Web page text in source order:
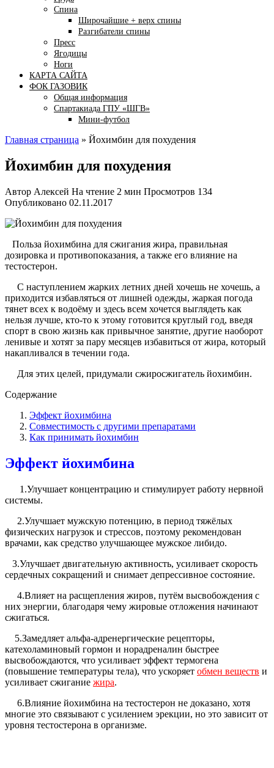
Спина
Широчайшие + верх спины
Разгибатели спины
Пресс
Ягодицы
Ноги
КАРТА САЙТА
ФОК ГАЗОВИК
Общая информация
Спартакиада ГПУ «ШГВ»
Мини-футбол
Главная страница » Йохимбин для похудения
Йохимбин для похудения
Автор Алексей На чтение 2 мин Просмотров 134
Опубликовано 02.11.2017
Польза йохимбина для сжигания жира, правильная
дозировка и противопоказания, а также его влияние на
тестостерон.
С наступлением жарких летних дней хочешь не хочешь, а
приходится избавляться от лишней одежды, жаркая погода
тянет всех к водоёму и здесь всем хочется выглядеть как
нельзя лучше, кто-то к этому готовится круглый год, введя
спорт в свою жизнь как привычное занятие, другие наоборот
ленивые и хотят за пару месяцев избавиться от жира, который
накапливался в течении года.
Для этих целей, придумали сжиросжигатель йохимбин.
Содержание
Эффект йохимбина
Совместимость с другими препаратами
Как принимать йохимбин
Эффект йохимбина
1.Улучшает концентрацию и стимулирует работу нервной
системы.
2.Улучшает мужскую потенцию, в период тяжёлых
физических нагрузок и стрессов, поэтому рекомендован
врачами, как средство улучшающее мужское либидо.
3.Улучшает двигательную активность, усиливает скорость
сердечных сокращений и снимает депрессивное состояние.
4.Влияет на расщепления жиров, путём высвобождения с
них энергии, благодаря чему жировые отложения начинают
сжигаться.
5.Замедляет альфа-адренергические рецепторы,
катехоламиновый гормон и норадреналин быстрее
высвобождаются, что усиливает эффект термогена
(повышение температуры тела), что ускоряет обмен веществ и
усиливает сжигание жира.
6.Влияние йохимбина на тестостерон не доказано, хотя
многие это связывают с усилением эрекции, но это зависит от
уровня тестостерона в организме.